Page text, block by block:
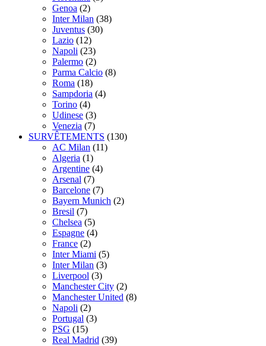
Genoa (2)
Inter Milan (38)
Juventus (30)
Lazio (12)
Napoli (23)
Palermo (2)
Parma Calcio (8)
Roma (18)
Sampdoria (4)
Torino (4)
Udinese (3)
Venezia (7)
SURVÊTEMENTS (130)
AC Milan (11)
Algeria (1)
Argentine (4)
Arsenal (7)
Barcelone (7)
Bayern Munich (2)
Bresil (7)
Chelsea (5)
Espagne (4)
France (2)
Inter Miami (5)
Inter Milan (3)
Liverpool (3)
Manchester City (2)
Manchester United (8)
Napoli (2)
Portugal (3)
PSG (15)
Real Madrid (39)